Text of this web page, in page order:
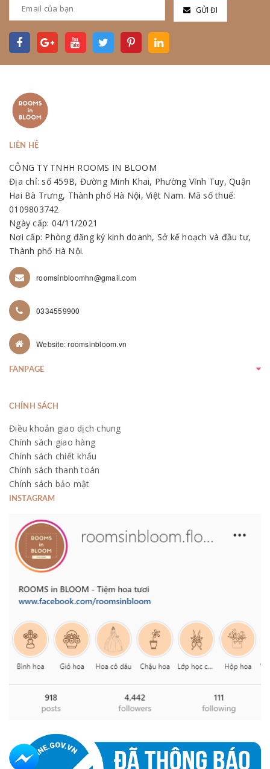
GỬI ĐI
LIÊN HỆ
CÔNG TY TNHH ROOMS IN BLOOM
Địa chỉ: số 459B, Đường Minh Khai, Phường Vĩnh Tuy, Quận
Hai Bà Trưng, Thành phố Hà Nội, Việt Nam. Mã số thuế:
0109803742
Ngày cấp: 04/11/2021
Nơi cấp: Phòng đăng ký kinh doanh, Sở kế hoạch và đầu tư,
Thành phố Hà Nội.
roomsinbloomhn@gmail.com
0334559900
Website: roomsinbloom.vn
FANPAGE
CHÍNH SÁCH
Điều khoản giao dịch chung
Chính sách giao hàng
Chính sách chiết khấu
Chính sách thanh toán
Chính sách bảo mật
INSTAGRAM